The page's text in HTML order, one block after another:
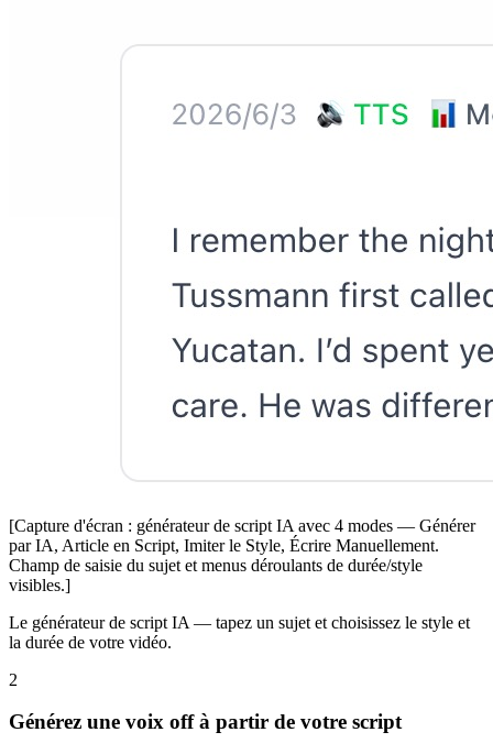
[Capture d'écran : générateur de script IA avec 4 modes — Générer
par IA, Article en Script, Imiter le Style, Écrire Manuellement.
Champ de saisie du sujet et menus déroulants de durée/style
visibles.]
Le générateur de script IA — tapez un sujet et choisissez le style et
la durée de votre vidéo.
2
Générez une voix off à partir de votre script